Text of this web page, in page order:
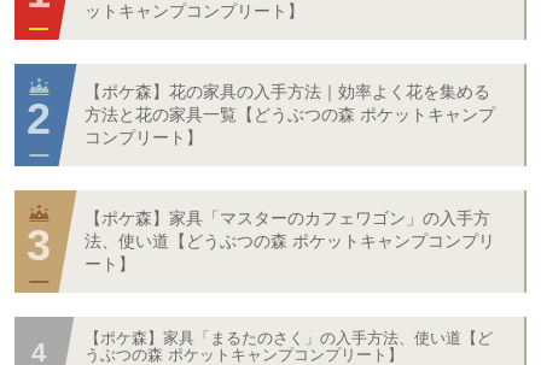
ットキャンプコンプリート】
【ポケ森】花の家具の入手方法｜効率よく花を集める
方法と花の家具一覧【どうぶつの森 ポケットキャンプ
コンプリート】
【ポケ森】家具「マスターのカフェワゴン」の入手方
法、使い道【どうぶつの森 ポケットキャンプコンプリ
ート】
【ポケ森】家具「まるたのさく」の入手方法、使い道【ど
うぶつの森 ポケットキャンプコンプリート】